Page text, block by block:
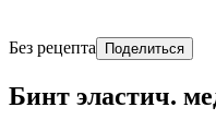
Без рецепта Поделиться
Бинт эластич.